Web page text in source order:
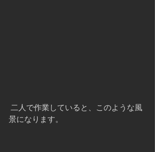
景になります。